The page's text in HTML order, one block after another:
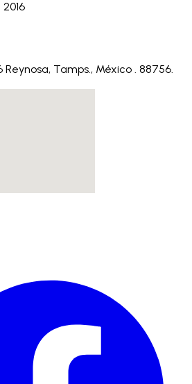
2016
Reynosa, Tamps., México . 88756.